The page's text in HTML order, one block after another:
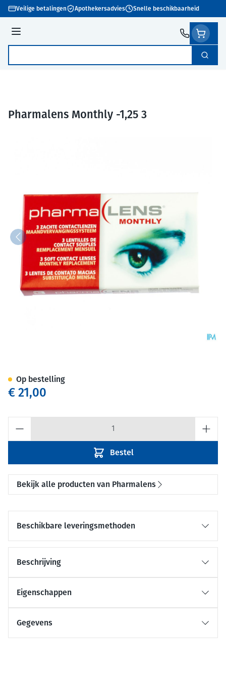
Ga naar de inhoud
Veilige betalingen Apothekersadvies Snelle beschikbaarheid
Menu
Zoek
Pharmalens Monthly -1,25 3
€ 21,00
Bestel
Op bestelling
Bekijk alle producten van Pharmalens
Beschikbare leveringsmethoden
Beschrijving
Eigenschappen
Gegevens